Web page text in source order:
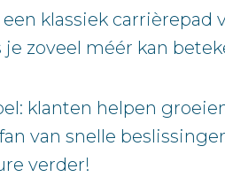
klassiek
zoveel méér kan
klanten helpen
van snelle
verder!